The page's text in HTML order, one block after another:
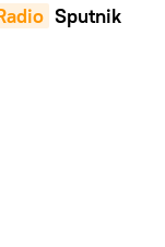
Sputnik